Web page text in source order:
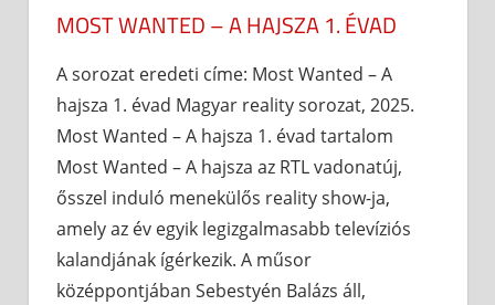
MOST WANTED – A HAJSZA 1. ÉVAD
A sorozat eredeti címe: Most Wanted – A
hajsza 1. évad Magyar reality sorozat, 2025.
Most Wanted – A hajsza 1. évad tartalom
Most Wanted – A hajsza az RTL vadonatúj,
ősszel induló menekülős reality show-ja,
amely az év egyik legizgalmasabb televíziós
kalandjának ígérkezik. A műsor
középpontjában Sebestyén Balázs áll,